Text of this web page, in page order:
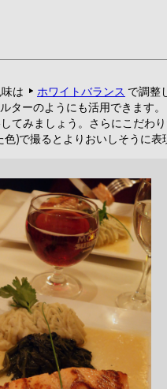
は ホワイトバランス で調整
ターのようにも活用できます
てみましょう。さらにこだわ
)で撮るとよりおいしそうに表